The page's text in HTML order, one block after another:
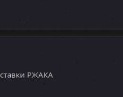
РЖАКА